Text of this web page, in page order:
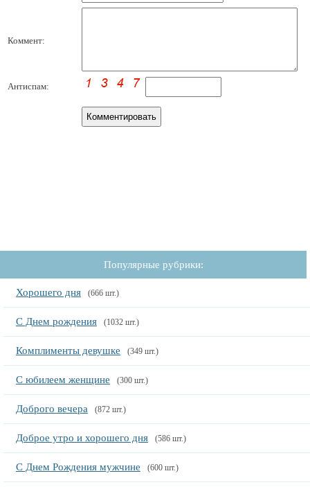
Коммент:
Антиспам:
Популярные рубрики:
Хорошего дня (666 шт.)
С Днем рождения (1032 шт.)
Комплименты девушке (349 шт.)
С юбилеем женщине (300 шт.)
Доброго вечера (872 шт.)
Доброе утро и хорошего дня (586 шт.)
С Днем Рождения мужчине (600 шт.)